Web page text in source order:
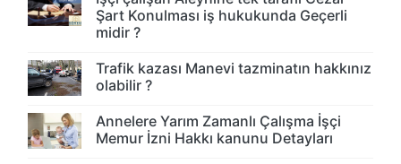
Şart Konulması iş hukukunda Geçerli
midir ?
Trafik kazası Manevi tazminatın hakkınız
olabilir ?
Annelere Yarım Zamanlı Çalışma İşçi
Memur İzni Hakkı kanunu Detayları